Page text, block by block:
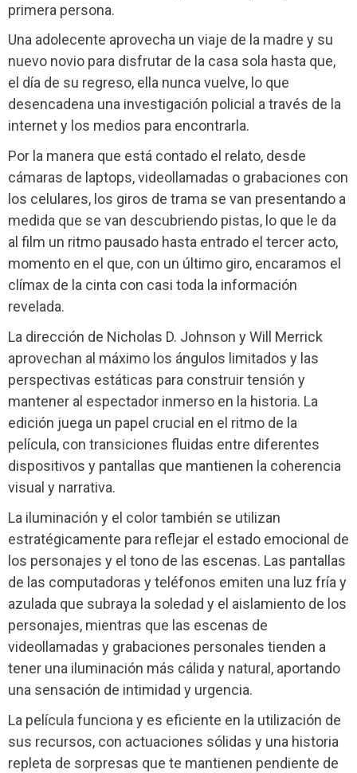
primera persona.
Una adolecente aprovecha un viaje de la madre y su
nuevo novio para disfrutar de la casa sola hasta que,
el día de su regreso, ella nunca vuelve, lo que
desencadena una investigación policial a través de la
internet y los medios para encontrarla.
Por la manera que está contado el relato, desde
cámaras de laptops, videollamadas o grabaciones con
los celulares, los giros de trama se van presentando a
medida que se van descubriendo pistas, lo que le da
al film un ritmo pausado hasta entrado el tercer acto,
momento en el que, con un último giro, encaramos el
clímax de la cinta con casi toda la información
revelada.
La dirección de Nicholas D. Johnson y Will Merrick
aprovechan al máximo los ángulos limitados y las
perspectivas estáticas para construir tensión y
mantener al espectador inmerso en la historia. La
edición juega un papel crucial en el ritmo de la
película, con transiciones fluidas entre diferentes
dispositivos y pantallas que mantienen la coherencia
visual y narrativa.
La iluminación y el color también se utilizan
estratégicamente para reflejar el estado emocional de
los personajes y el tono de las escenas. Las pantallas
de las computadoras y teléfonos emiten una luz fría y
azulada que subraya la soledad y el aislamiento de los
personajes, mientras que las escenas de
videollamadas y grabaciones personales tienden a
tener una iluminación más cálida y natural, aportando
una sensación de intimidad y urgencia.
La película funciona y es eficiente en la utilización de
sus recursos, con actuaciones sólidas y una historia
repleta de sorpresas que te mantienen pendiente de